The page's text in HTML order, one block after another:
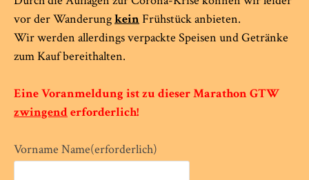
vor der WanderungkeinFrühstück anbieten.
Wir werden allerdings verpackte Speisen und Getränke
zum Kauf bereithalten.
Eine Voranmeldung ist zu dieser Marathon GTW
zwingenderforderlich!
Vorname Name(erforderlich)